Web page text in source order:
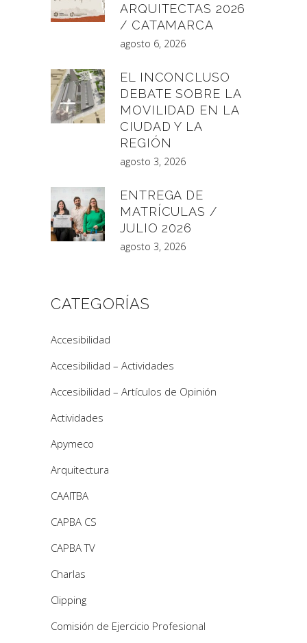
ARQUITECTAS 2026
/ CATAMARCA
agosto 6, 2026
EL INCONCLUSO
DEBATE SOBRE LA
MOVILIDAD EN LA
CIUDAD Y LA
REGIÓN
agosto 3, 2026
ENTREGA DE
MATRÍCULAS /
JULIO 2026
agosto 3, 2026
CATEGORÍAS
Accesibilidad
Accesibilidad – Actividades
Accesibilidad – Artículos de Opinión
Actividades
Apymeco
Arquitectura
CAAITBA
CAPBA CS
CAPBA TV
Charlas
Clipping
Comisión de Ejercicio Profesional